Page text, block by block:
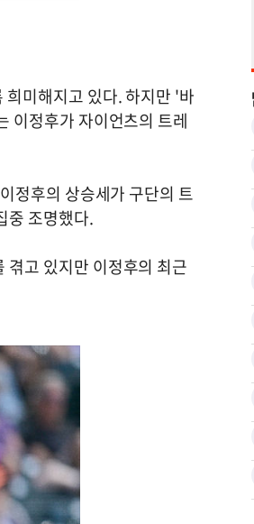
미해지고 있다. 하지만 '바
이정후가 자이언츠의 트레
정후의 상승세가 구단의 트
중 조명했다.
고 있지만 이정후의 최근